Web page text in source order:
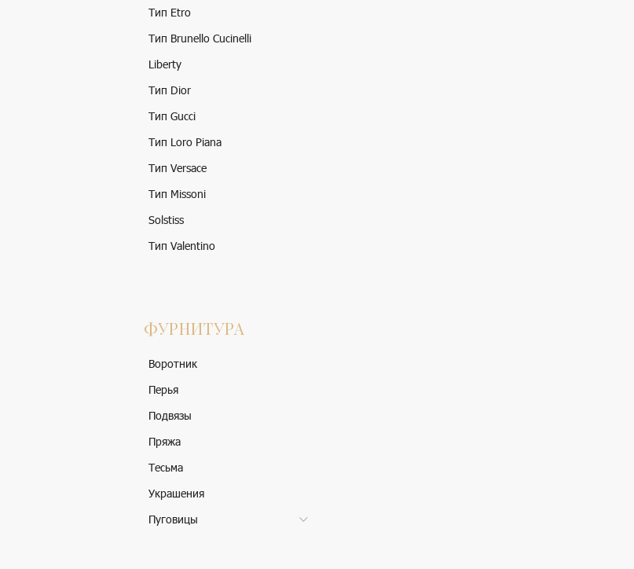
Тип Etro
Тип Brunello Cucinelli
Liberty
Тип Dior
Тип Gucci
Тип Loro Piana
Тип Versace
Тип Missoni
Solstiss
Тип Valentino
ФУРНИТУРА
Воротник
Перья
Подвязы
Пряжа
Тесьма
Украшения
Пуговицы